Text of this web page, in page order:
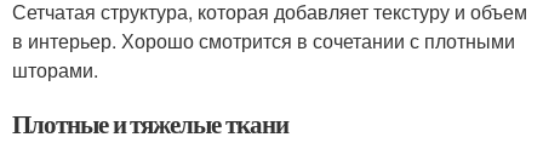
Сетчатая структура, которая добавляет текстуру и объем
в интерьер. Хорошо смотрится в сочетании с плотными
шторами.
Плотные и тяжелые ткани